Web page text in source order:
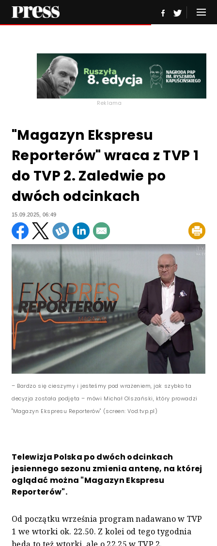
Reklama
"Magazyn Ekspresu
Reporterów" wraca z TVP 1
do TVP 2. Zaledwie po
dwóch odcinkach
15.09.2025, 06:49
– Bardzo się cieszymy i jesteśmy pod wrażeniem, jak szybko ta
decyzja została podjęta – mówi Michał Olszański, który prowadzi
"Magazyn Ekspresu Reporterów" (screen: Vod.tvp.pl)
Telewizja Polska po dwóch odcinkach
jesiennego sezonu zmienia antenę, na której
oglądać można "Magazyn Ekspresu
Reporterów".
Od początku września program nadawano w TVP
1 we wtorki ok. 22.50. Z kolei od tego tygodnia